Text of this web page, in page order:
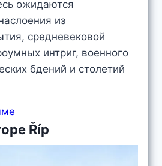
ожидаются
из
средневековой
интриг, военного
бдений и столетий
Říp